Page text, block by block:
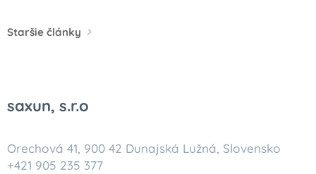
Staršie články
saxun, s.r.o
Orechová 41, 900 42 Dunajská Lužná, Slovensko
+421 905 235 377